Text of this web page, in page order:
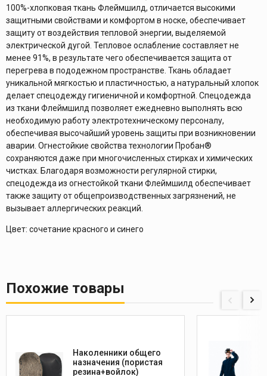
100%-хлопковая ткань Флеймшилд, отличается высокими
защитными свойствами и комфортом в носке, обеспечивает
защиту от воздействия тепловой энергии, выделяемой
электрической дугой. Тепловое ослабление составляет не
менее 91%, в результате чего обеспечивается защита от
перегрева в пододежном пространстве. Ткань обладает
уникальной мягкостью и пластичностью, а натуральный хлопок
делает спецодежду гигиеничной и комфортной. Спецодежда
из ткани Флеймшилд позволяет ежедневно выполнять всю
необходимую работу электротехническому персоналу,
обеспечивая высочайший уровень защиты при возникновении
аварии. Огнестойкие свойства технологии Пробан®
сохраняются даже при многочисленных стирках и химических
чистках. Благодаря возможности регулярной стирки,
спецодежда из огнестойкой ткани Флеймшилд обеспечивает
также защиту от общепроизводственных загрязнений, не
вызывает аллергических реакций.
Цвет: сочетание красного и синего
Похожие товары
Наколенники общего
назначения (пористая
резина+войлок)